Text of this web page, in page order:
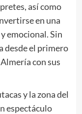
así como
en una
emocional. Sin
desde el primero
con sus
y la zona del
espectáculo